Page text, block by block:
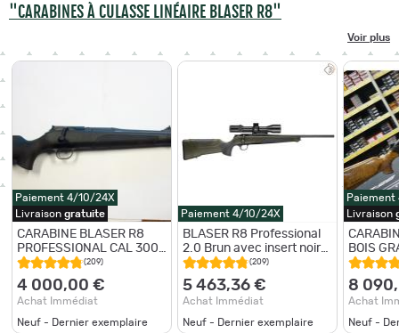
"CARABINES À CULASSE LINÉAIRE BLASER R8"
Voir plus
Paiement 4/10/24X
Livraison gratuite
CARABINE BLASER R8
PROFESSIONAL CAL 300
WIN MAG CHARGEUR FIXE
AVEC ORGANES DE VISEE
(209)
4 000,00 €
Achat Immédiat
Neuf - Dernier exemplaire
Paiement 4/10/24X
BLASER R8 Professional
2.0 Brun avec insert noirs,
300 WIN MAG fluté fileté
65cm
(209)
5 463,36 €
Achat Immédiat
Neuf - Dernier exemplaire
Paiement
Livraison
BOIS
FILETE
8
Achat
Neuf -